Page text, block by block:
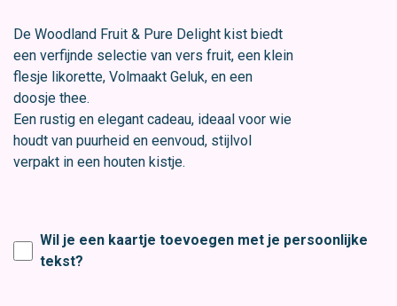
De Woodland Fruit & Pure Delight kist biedt
een verfijnde selectie van vers fruit, een klein
flesje likorette, Volmaakt Geluk, en een
doosje thee.
Een rustig en elegant cadeau, ideaal voor wie
houdt van puurheid en eenvoud, stijlvol
verpakt in een houten kistje.
Wil je een kaartje toevoegen met je persoonlijke
tekst?